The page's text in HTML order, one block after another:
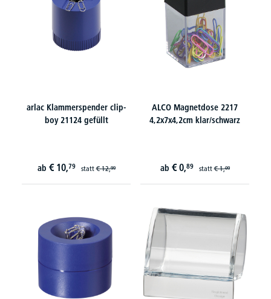
arlac Klammerspender clip-
boy 21124 gefüllt
ab € 10,79 statt€ 12,99
ALCO Magnetdose 2217
4,2x7x4,2cm klar/schwarz
ab € 0,89 statt€ 1,09